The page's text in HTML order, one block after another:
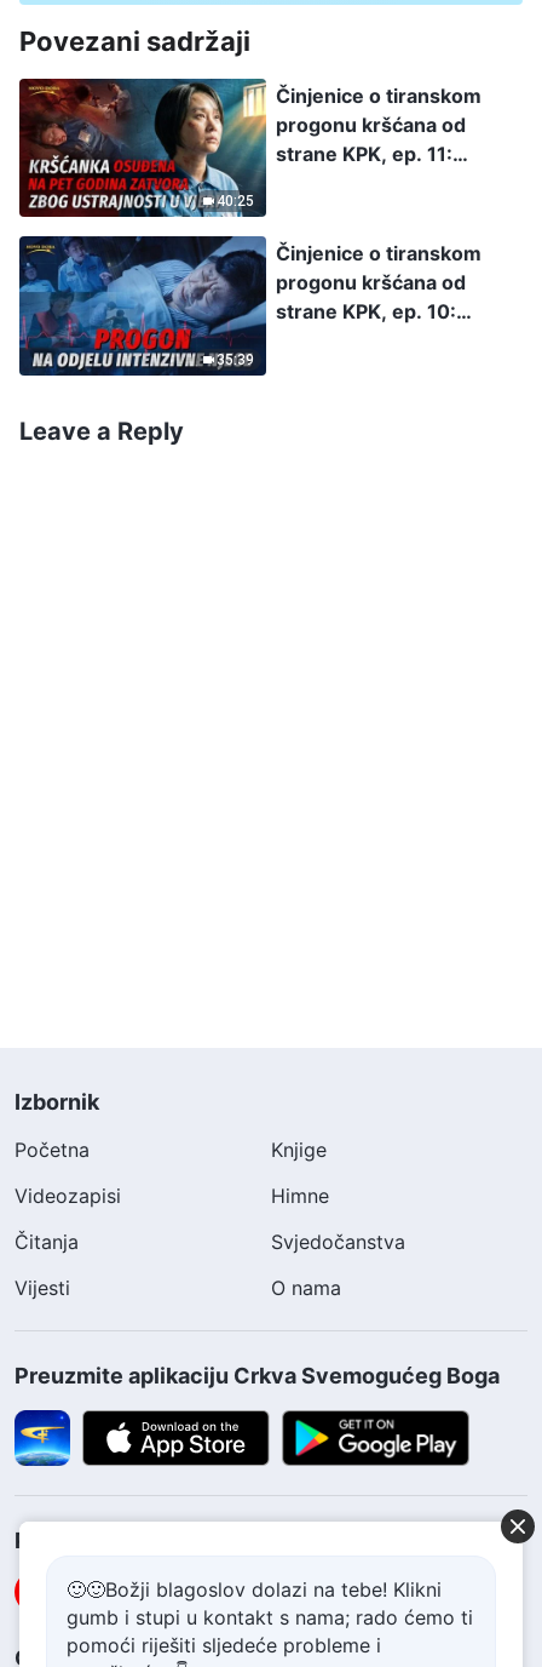
Povezani sadržaji
40:25
Činjenice o tiranskom
progonu kršćana od
strane KPK, ep. 11:
ustrajnosti u vjeri
35:39
Činjenice o tiranskom
progonu kršćana od
strane KPK, ep. 10:
Leave a Reply
Izbornik
Početna
Knjige
Videozapisi
Himne
Čitanja
Svjedočanstva
Vijesti
O nama
Preuzmite aplikaciju Crkva Svemogućeg Boga
Pratite nas
Obratite nam se
🙂🙂Božji blagoslov dolazi na tebe! Klikni
gumb i stupi u kontakt s nama; rado ćemo ti
pomoći riješiti sljedeće probleme i